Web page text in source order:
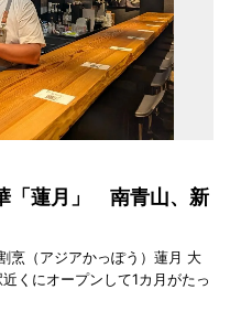
「蓮月」 南青山、新
烹（アジアかっぽう）蓮月 大
くにオープンして1カ月がたっ